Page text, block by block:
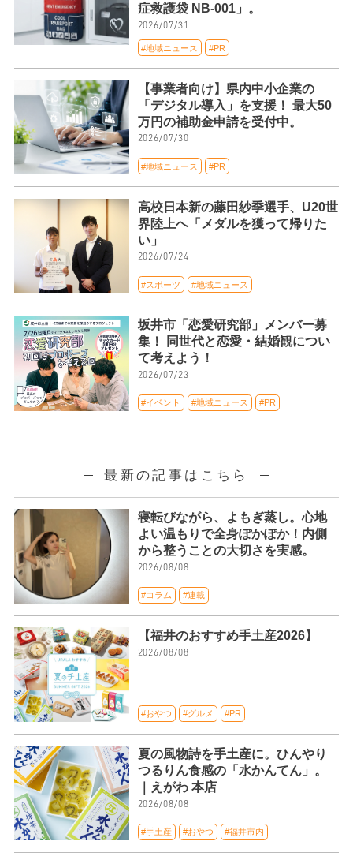
症救護袋 NB-001」。
2026/07/31
#地域ニュース #PR
【事業者向け】県内中小企業の
「デジタル導入」を支援！ 最大50
万円の補助金申請を受付中。
2026/07/30
#地域ニュース #PR
高校日本新の藤田紗季選手、U20世
界陸上へ「メダルを獲って帰りた
い」
2026/07/24
#スポーツ #地域ニュース
坂井市「恋愛研究部」メンバー募
集！ 同世代と恋愛・結婚観につい
て考えよう！
2026/07/23
#イベント #地域ニュース #PR
最新の記事はこちら
寝転びながら、よもぎ蒸し。心地
よい温もりで全身ぽかぽか！内側
から整うことの大切さを実感。
2026/08/08
#コラム #連載
【福井のおすすめ手土産2026】
2026/08/08
#おやつ #グルメ #PR
夏の風物詩を手土産に。ひんやり
つるりん食感の「水かんてん」。
｜えがわ 本店
2026/08/08
#手土産 #おやつ #福井市内